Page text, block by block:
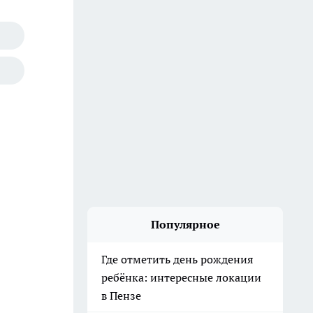
Популярное
Где отметить день рождения
ребёнка: интересные локации
в Пензе